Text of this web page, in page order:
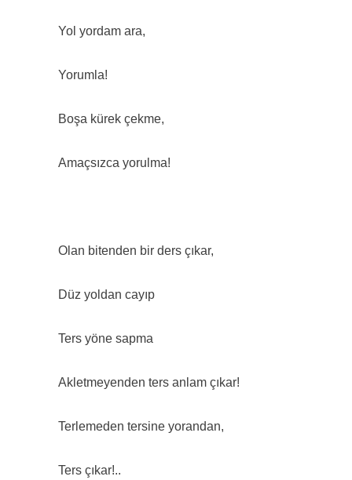
Yol yordam ara,
Yorumla!
Boşa kürek çekme,
Amaçsızca yorulma!
Olan bitenden bir ders çıkar,
Düz yoldan cayıp
Ters yöne sapma
Akletmeyenden ters anlam çıkar!
Terlemeden tersine yorandan,
Ters çıkar!..